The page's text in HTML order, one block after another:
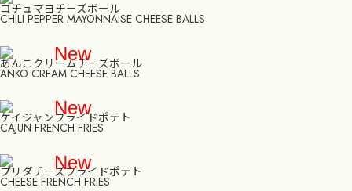
コチュマヨチーズボール
CHILI PEPPER MAYONNAISE CHEESE BALLS
New
あんこクリームチーズボール
ANKO CREAM CHEESE BALLS
New
ケイジャンフライドポテト
CAJUN FRENCH FRIES
New
プリダチーズフライドポテト
CHEESE FRENCH FRIES